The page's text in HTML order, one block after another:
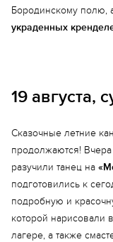
Бородинскому полю,
украденных
19 августа,
Сказочные летние
продолжаются!
разучили танец на
подготовились к
подробную и
которой нарисовали
лагере, а также